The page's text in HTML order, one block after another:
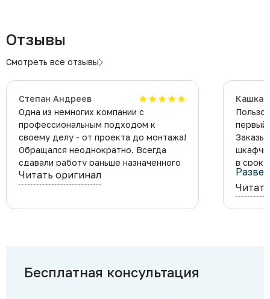
Отзывы
Смотреть все отзывы
Степан Андреев
Одна из немногих компании с
профессиональным подходом к
своему делу - от проекта до монтажа!
Обращался неоднократно. Всегда
сдавали работу раньше назначенного
срока. Качество достойное!
Рекомендую!
Читать оригинал
первый
в срок.
и
Бесплатная консультация